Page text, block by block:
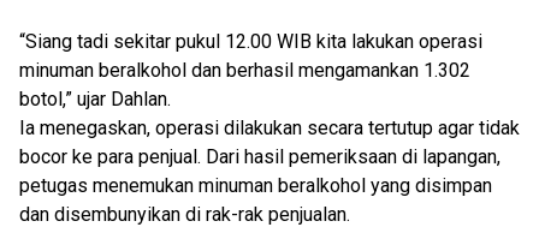
“Siang tadi sekitar pukul 12.00 WIB kita lakukan operasi
minuman beralkohol dan berhasil mengamankan 1.302
botol,” ujar Dahlan.
Ia menegaskan, operasi dilakukan secara tertutup agar tidak
bocor ke para penjual. Dari hasil pemeriksaan di lapangan,
petugas menemukan minuman beralkohol yang disimpan
dan disembunyikan di rak-rak penjualan.